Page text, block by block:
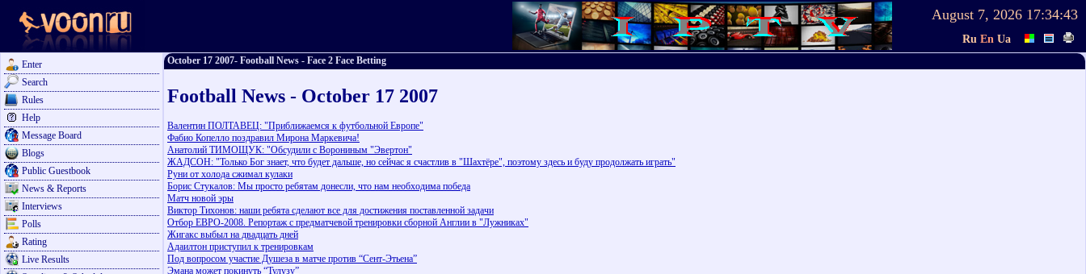
August 7, 2026 17:34:43
Ru En Ua
Enter
Search
Rules
Help
Message Board
Blogs
Public Guestbook
News & Reports
Interviews
Polls
Rating
Live Results
October 17 2007- Football News - Face 2 Face Betting
Football News - October 17 2007
Валентин ПОЛТАВЕЦ: "Приближаемся к футбольной Европе"
Фабио Копелло поздравил Мирона Маркевича!
Анатолий ТИМОЩУК: "Обсудили с Ворониным "Эвертон"
ЖАДСОН: "Только Бог знает, что будет дальше, но сейчас я счастлив в "Шахтёре", поэтому здесь и буду продолжать играть"
Руни от холода сжимал кулаки
Борис Стукалов: Мы просто ребятам донесли, что нам необходима победа
Матч новой эры
Виктор Тихонов: наши ребята сделают все для достижения поставленной задачи
Отбор ЕВРО-2008. Репортаж с предматчевой тренировки сборной Англии в "Лужниках"
Жигакс выбыл на двадцать дней
Адаилтон приступил к тренировкам
Под вопросом участие Душеза в матче против “Сент-Этьена”
Эмана может покинуть “Тулузу”